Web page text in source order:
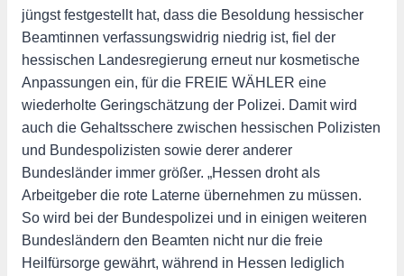
jüngst festgestellt hat, dass die Besoldung hessischer
Beamtinnen verfassungswidrig niedrig ist, fiel der
hessischen Landesregierung erneut nur kosmetische
Anpassungen ein, für die FREIE WÄHLER eine
wiederholte Geringschätzung der Polizei. Damit wird
auch die Gehaltsschere zwischen hessischen Polizisten
und Bundespolizisten sowie derer anderer
Bundesländer immer größer. „Hessen droht als
Arbeitgeber die rote Laterne übernehmen zu müssen.
So wird bei der Bundespolizei und in einigen weiteren
Bundesländern den Beamten nicht nur die freie
Heilfürsorge gewährt, während in Hessen lediglich